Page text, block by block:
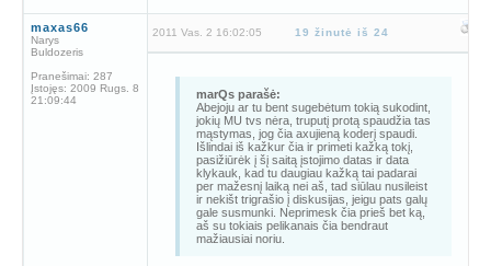
maxas66
Narys
Buldozeris
Pranešimai: 287
Įstojęs: 2009 Rugs. 8
21:09:44
2011 Vas. 2 16:02:05 19 žinutė iš 24
marQs parašė:
Abejoju ar tu bent sugebėtum tokią sukodint,
jokių MU tvs nėra, truputį protą spaudžia tas
mąstymas, jog čia axujieną koderį spaudi.
Išlindai iš kažkur čia ir primeti kažką tokį,
pasižiūrėk į šį saitą įstojimo datas ir data
klykauk, kad tu daugiau kažką tai padarai
per mažesnį laiką nei aš, tad siūlau nusileist
ir nekišt trigrašio į diskusijas, jeigu pats galų
gale susmunki. Neprimesk čia prieš bet ką,
aš su tokiais pelikanais čia bendraut
mažiausiai noriu.